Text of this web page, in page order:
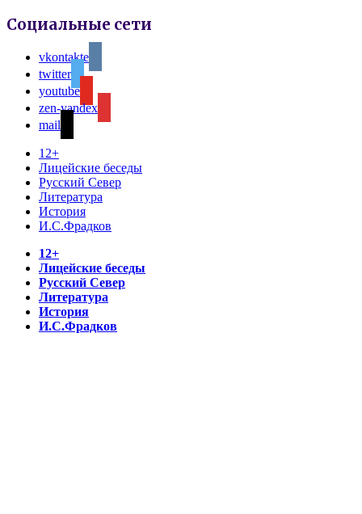
Социальные сети
vkontakte
twitter
youtube
zen-yandex
mail
12+
Лицейские беседы
Русский Север
Литература
История
И.С.Фрадков
12+
Лицейские беседы
Русский Север
Литература
История
И.С.Фрадков